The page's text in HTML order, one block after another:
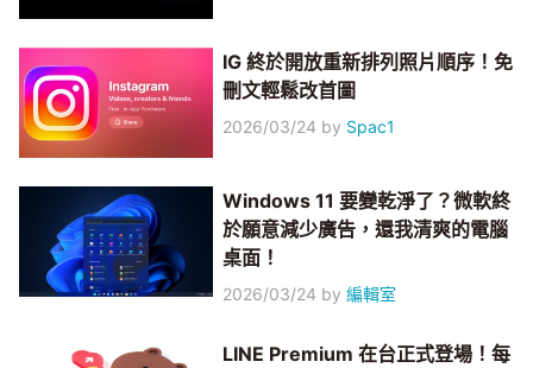
IG 終於開放重新排列照片順序！免
刪文輕鬆改首圖
2026/03/24 by Spac1
Windows 11 要變乾淨了？微軟終
於願意減少廣告，還我清爽的電腦
桌面！
2026/03/24 by編輯室
LINE Premium 在台正式登場！每